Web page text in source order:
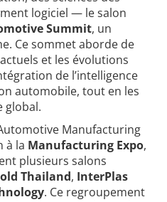
logiciel — le salon
Summit, un
Ce sommet aborde de
et les évolutions
de l’intelligence
automobile, tout en les
global.
Manufacturing
à la Manufacturing Expo,
plusieurs salons
Thailand, InterPlas
. Ce regroupement